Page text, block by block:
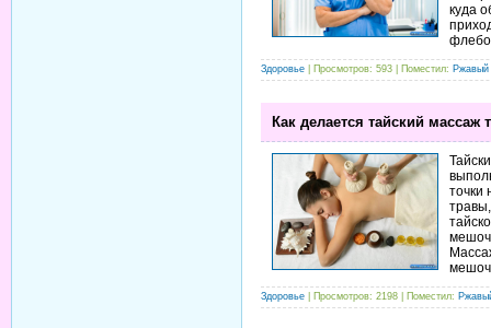
куда
Здоровье | Просмотров: 593 | Поместил: Ржавый
Как делается тайский
точки
Здоровье | Просмотров: 2198 | Поместил: